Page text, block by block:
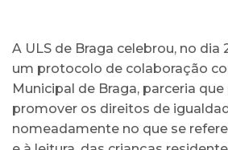
A ULS de Braga celebrou, no dia
um protocolo de colaboração
Municipal de Braga, parceria
promover os direitos de
nomeadamente no que se